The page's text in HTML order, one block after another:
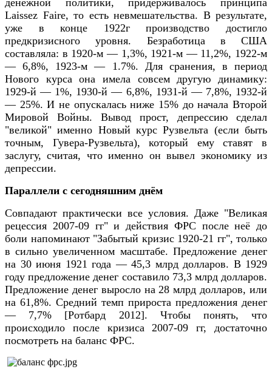
Laissez Faire, то есть невмешательства. В результате,
уже в конце 1922г производство достигло
предкризисного уровня. Безработица в США
составляла: в 1920-м — 1,3%, 1921-м — 11,2%, 1922-м
— 6,8%, 1923-м — 1.7%. Для сранения, в период
Нового курса она имела совсем другую динамику:
1929-й — 1%, 1930-й — 6,8%, 1931-й — 7,8%, 1932-й
— 25%. И не опускалась ниже 15% до начала Второй
Мировой Войны. Вывод прост, депрессию сделал
"великой" именно Новый курс Рузвельта (если быть
точным, Гувера-Рузвельта), который ему ставят в
заслугу, считая, что именно он вывел экономику из
депрессии.
Параллели с сегодняшним днём
Совпадают практически все условия. Даже "Великая
рецессия 2007-09 гг" и действия ФРС после неё до
боли напоминают "Забытый кризис 1920-21 гг", только
в сильно увеличенном масштабе. Предложение денег
на 30 июня 1921 года — 45,3 млрд долларов. В 1929
году предложение денег составило 73,3 млрд долларов.
Предложение денег выросло на 28 млрд долларов, или
на 61,8%. Средний темп прироста предложения денег
— 7,7% [Ротбард 2012]. Чтобы понять, что
происходило после кризиса 2007-09 гг, достаточно
посмотреть на баланс ФРС.